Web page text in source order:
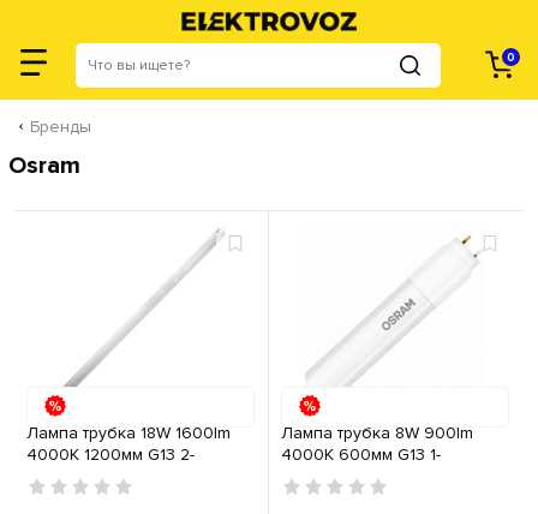
0
Бренды
Osram
Лампа трубка 18W 1600lm
4000К 1200мм G13 2-
стороннее подключение
OSRAM
Лампа трубка 8W 900lm
4000K 600мм G13 1-
стороннее подключение
OSRAM